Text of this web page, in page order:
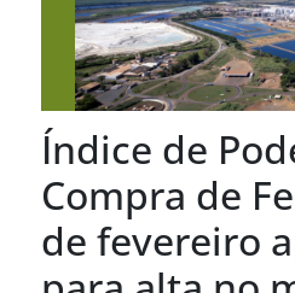
Índice de
Compra de
de fevereiro